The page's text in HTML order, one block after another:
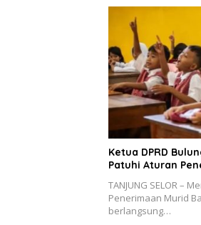
Ketua DPRD
Patuhi Aturan
TANJUNG SELOR –
Penerimaan Murid
berlangsung…